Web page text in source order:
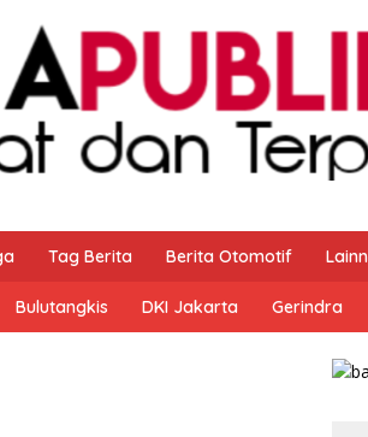
Tag Berita Berita Otomotif
Bulutangkis DKI Jakarta Gerindra